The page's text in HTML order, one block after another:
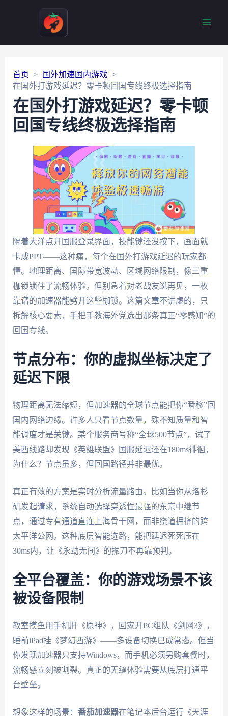
首页
国外加速国内游戏
在国外打游戏延迟？零卡顿回国专线终极选择指南
在国外打游戏延迟？零卡顿
回国专线终极选择指南
隔着大洋点开国服登录界面，技能键还没按下，画面就
卡成PPT——这种痛，每个在国外打游戏延迟的玩家都
懂。地理距离、国际带宽波动、区域网络限制，像三重
枷锁锁住了流畅体验。但别急着对老战友说再见，一枚
靠谱的加速器能劈开这些枷锁。这篇文章不讲虚的，只
拆解核心要素，手把手教海外党选出那条真正“零感知”的
回国专线。
节点分布：你的虚拟坐标决定了
延迟下限
物理距离无法缩短，但加速器的全球节点能把你“瞬移”回
国内网络边缘。许多人只看节点数量，殊不知质量和智
能调度才是关键。某个服务商号称“全球500节点”，试了
美西线路却发现《英雄联盟》国服延迟还在180ms徘徊，
为什么？节点虽多，但回国路径并非最优。
真正有效的方案是实时分析流量路由。比如当你从洛杉
矶发起请求，系统自动选择穿透性最强的东京中继节
点，通过专有通道直连上海骨干网，而非绕道拥挤的跨
太平洋公网。这种底层智能选路，能把延迟死死压在
30ms内，让《永劫无间》的振刀不再靠预判。
全平台覆盖：你的游戏场景不该
被设备限制
教室摸鱼用手机肝《原神》，回家开PC组队《剑网3》，
睡前iPad挂《梦幻西游》——多设备切换已成常态。但当
你发现加速器只支持Windows，而手机必须另购套餐时，
流畅感立刻被割裂。真正的无缝体验需要从底层打通平
台壁垒。
想象这样的场景： 番茄加速器在笔记本后台运行《天涯